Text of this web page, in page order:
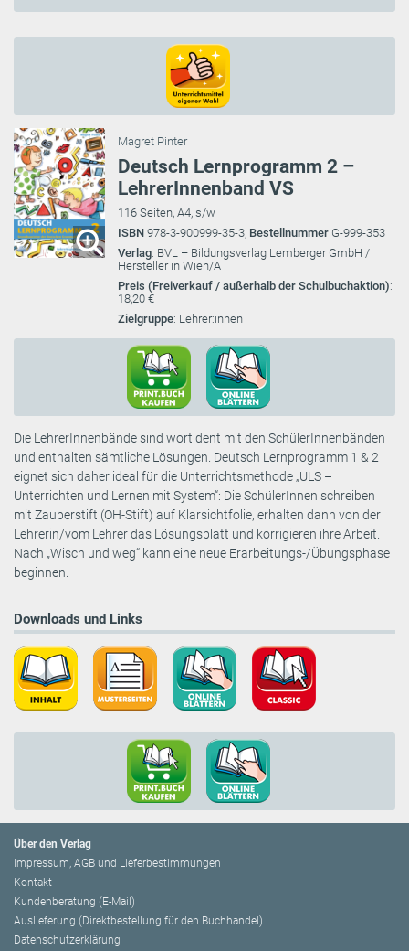
Magret Pinter
Deutsch Lernprogramm 2 –
LehrerInnenband VS
116 Seiten, A4, s/w
ISBN 978-3-900999-35-3, Bestellnummer G-999-353
Verlag: BVL – Bildungsverlag Lemberger GmbH /
Hersteller in Wien/A
Preis (Freiverkauf / außerhalb der Schulbuchaktion):
18,20 €
Zielgruppe: Lehrer:innen
Die LehrerInnenbände sind wortident mit den SchülerInnenbänden
und enthalten sämtliche Lösungen. Deutsch Lernprogramm 1 & 2
eignet sich daher ideal für die Unterrichtsmethode „ULS –
Unterrichten und Lernen mit System“: Die SchülerInnen schreiben
mit Zauberstift (OH-Stift) auf Klarsichtfolie, erhalten dann von der
Lehrerin/vom Lehrer das Lösungsblatt und korrigieren ihre Arbeit.
Nach „Wisch und weg“ kann eine neue Erarbeitungs-/Übungsphase
beginnen.
Downloads und Links
Über den Verlag
Impressum, AGB und Lieferbestimmungen
Kontakt
Kundenberatung (E-Mail)
Auslieferung (Direktbestellung für den Buchhandel)
Datenschutzerklärung